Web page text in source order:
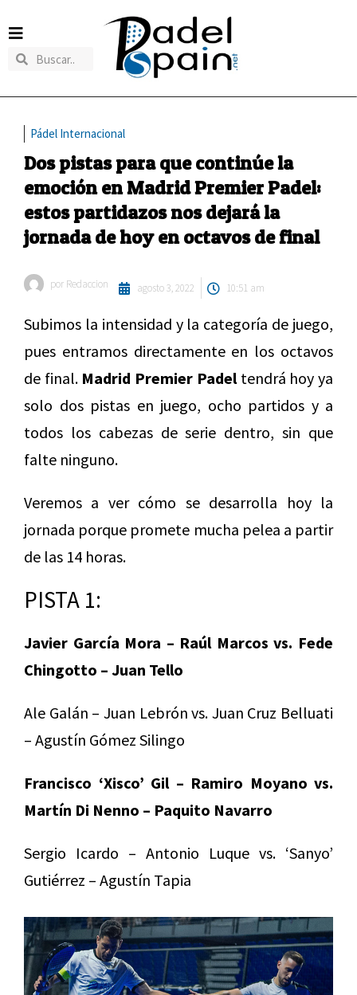
Pádel Internacional
Dos pistas para que continúe la
emoción en Madrid Premier Padel:
estos partidazos nos dejará la
jornada de hoy en octavos de final
por Redaccion agosto 3, 2022 10:51 am
Subimos la intensidad y la categoría de juego,
pues entramos directamente en los octavos
de final. Madrid Premier Padeltendrá hoy ya
solo dos pistas en juego, ocho partidos y a
todos los cabezas de serie dentro, sin que
falte ninguno.
Veremos a ver cómo se desarrolla hoy la
jornada porque promete mucha pelea a partir
de las 14 horas.
PISTA 1:
Javier García Mora – Raúl Marcos vs. Fede
Chingotto – Juan Tello
Ale Galán – Juan Lebrón vs. Juan Cruz Belluati
– Agustín Gómez Silingo
Francisco ‘Xisco’ Gil – Ramiro Moyano vs.
Martín Di Nenno – Paquito Navarro
Sergio Icardo – Antonio Luque vs. ‘Sanyo’
Gutiérrez – Agustín Tapia